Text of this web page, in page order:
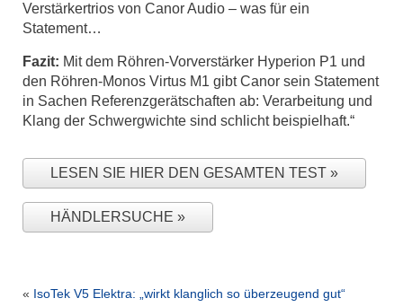
Verstärkertrios von Canor Audio – was für ein
Statement…
Fazit: Mit dem Röhren-Vorverstärker Hyperion P1 und
den Röhren-Monos Virtus M1 gibt Canor sein Statement
in Sachen Referenzgerätschaften ab: Verarbeitung und
Klang der Schwergwichte sind schlicht beispielhaft.“
LESEN SIE HIER DEN GESAMTEN TEST
HÄNDLERSUCHE
« IsoTek V5 Elektra: „wirkt klanglich so überzeugend gut“